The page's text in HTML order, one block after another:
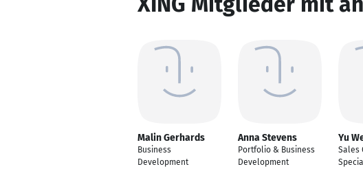
Malin Gerhards
Business
Development
Anna Stevens
Portfolio & Business
Development
Yu
Sales